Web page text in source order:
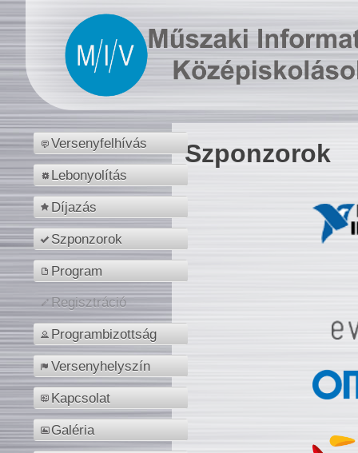
Versenyfelhívás
Lebonyolítás
Díjazás
Szponzorok
Program
Regisztráció
Programbizottság
Versenyhelyszín
Kapcsolat
Galéria
Szponzorok